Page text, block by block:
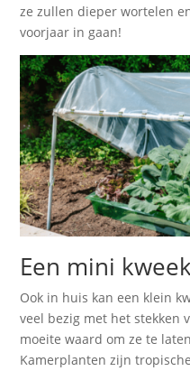
ze zullen dieper wortelen
voorjaar in gaan!
Een mini
Ook in huis kan een klein
veel bezig met het stekken
moeite waard om ze te
Kamerplanten zijn